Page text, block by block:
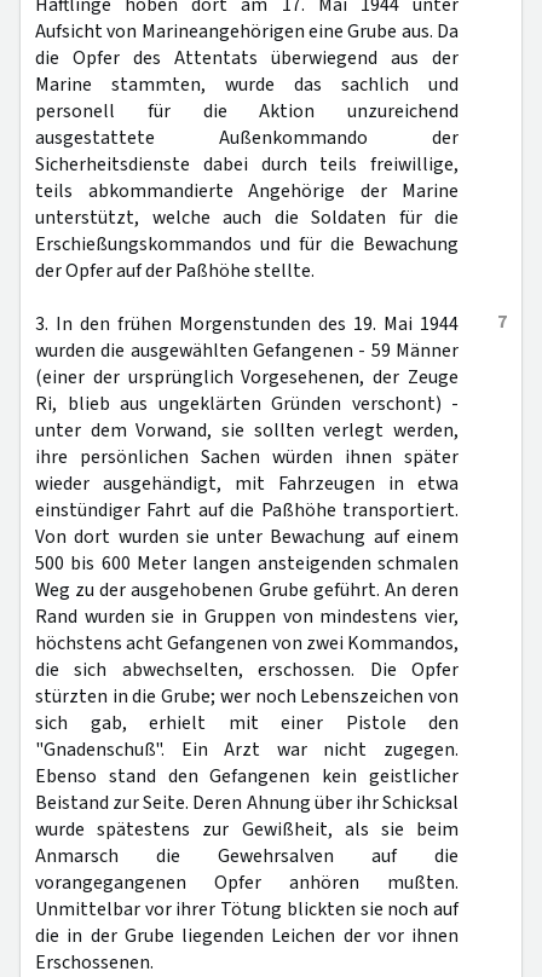
Aufsicht von Marineangehörigen eine Grube aus. Da
die Opfer des Attentats überwiegend aus der
Marine stammten, wurde das sachlich und
personell für die Aktion unzureichend
ausgestattete Außenkommando der
Sicherheitsdienste dabei durch teils freiwillige,
teils abkommandierte Angehörige der Marine
unterstützt, welche auch die Soldaten für die
Erschießungskommandos und für die Bewachung
der Opfer auf der Paßhöhe stellte.
7
3. In den frühen Morgenstunden des 19. Mai 1944
wurden die ausgewählten Gefangenen - 59 Männer
(einer der ursprünglich Vorgesehenen, der Zeuge
Ri, blieb aus ungeklärten Gründen verschont) -
unter dem Vorwand, sie sollten verlegt werden,
ihre persönlichen Sachen würden ihnen später
wieder ausgehändigt, mit Fahrzeugen in etwa
einstündiger Fahrt auf die Paßhöhe transportiert.
Von dort wurden sie unter Bewachung auf einem
500 bis 600 Meter langen ansteigenden schmalen
Weg zu der ausgehobenen Grube geführt. An deren
Rand wurden sie in Gruppen von mindestens vier,
höchstens acht Gefangenen von zwei Kommandos,
die sich abwechselten, erschossen. Die Opfer
stürzten in die Grube; wer noch Lebenszeichen von
sich gab, erhielt mit einer Pistole den
"Gnadenschuß". Ein Arzt war nicht zugegen.
Ebenso stand den Gefangenen kein geistlicher
Beistand zur Seite. Deren Ahnung über ihr Schicksal
wurde spätestens zur Gewißheit, als sie beim
Anmarsch die Gewehrsalven auf die
vorangegangenen Opfer anhören mußten.
Unmittelbar vor ihrer Tötung blickten sie noch auf
die in der Grube liegenden Leichen der vor ihnen
Erschossenen.